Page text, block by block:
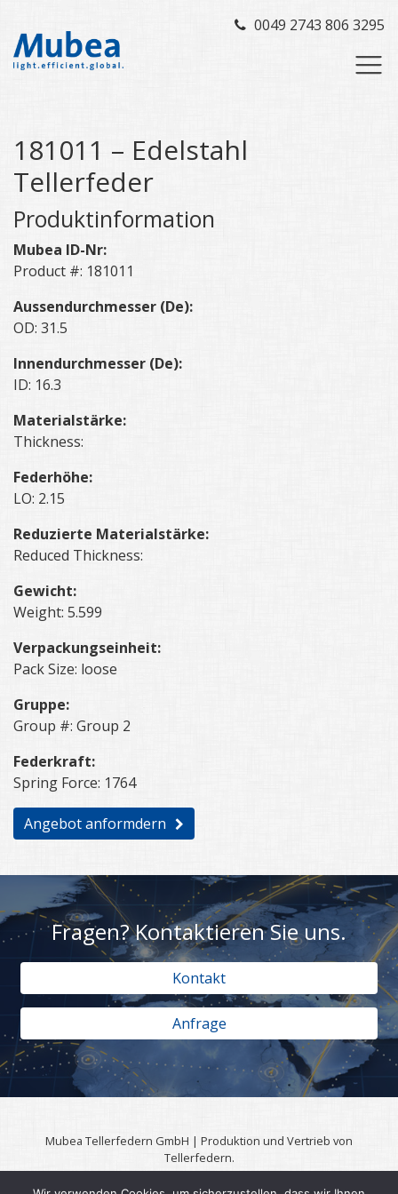
0049 2743 806 3295
181011 – Edelstahl
Tellerfeder
Produktinformation
Mubea ID-Nr:
Product #: 181011
Aussendurchmesser (De):
OD: 31.5
Innendurchmesser (De):
ID: 16.3
Materialstärke:
Thickness:
Federhöhe:
LO: 2.15
Reduzierte Materialstärke:
Reduced Thickness:
Gewicht:
Weight: 5.599
Verpackungseinheit:
Pack Size: loose
Gruppe:
Group #: Group 2
Federkraft:
Spring Force: 1764
Angebot anformdern
Fragen? Kontaktieren Sie uns.
Kontakt
Anfrage
Mubea Tellerfedern GmbH | Produktion und Vertrieb von
Tellerfedern.